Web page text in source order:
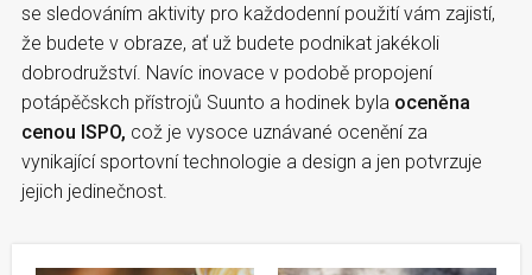
se sledováním aktivity pro každodenní použití vám zajistí,
že budete v obraze, ať už budete podnikat jakékoli
dobrodružství. Navíc inovace v podobě propojení
potápěčskch přístrojů Suunto a hodinek byla oceněna
cenou ISPO, což je vysoce uznávané ocenění za
vynikající sportovní technologie a design a jen potvrzuje
jejich jedinečnost.